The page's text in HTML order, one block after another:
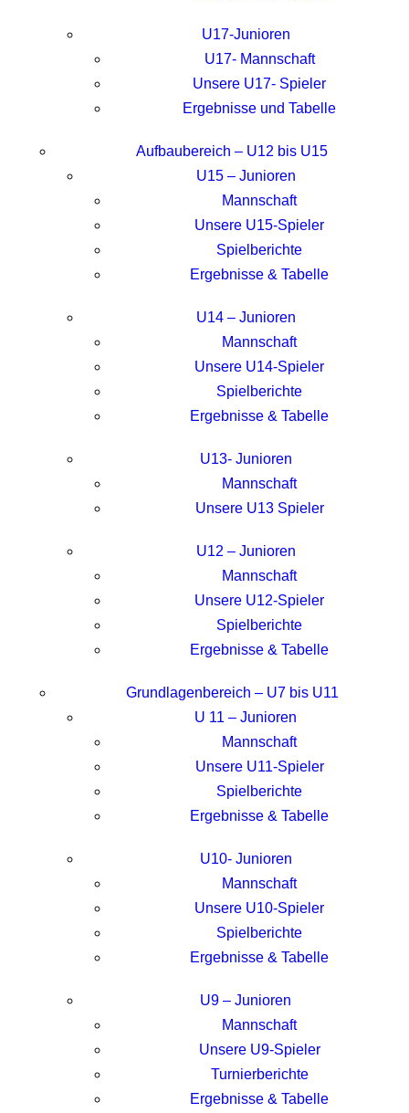
U17-Junioren
U17- Mannschaft
Unsere U17- Spieler
Ergebnisse und Tabelle
Aufbaubereich – U12 bis U15
U15 – Junioren
Mannschaft
Unsere U15-Spieler
Spielberichte
Ergebnisse & Tabelle
U14 – Junioren
Mannschaft
Unsere U14-Spieler
Spielberichte
Ergebnisse & Tabelle
U13- Junioren
Mannschaft
Unsere U13 Spieler
U12 – Junioren
Mannschaft
Unsere U12-Spieler
Spielberichte
Ergebnisse & Tabelle
Grundlagenbereich – U7 bis U11
U 11 – Junioren
Mannschaft
Unsere U11-Spieler
Spielberichte
Ergebnisse & Tabelle
U10- Junioren
Mannschaft
Unsere U10-Spieler
Spielberichte
Ergebnisse & Tabelle
U9 – Junioren
Mannschaft
Unsere U9-Spieler
Turnierberichte
Ergebnisse & Tabelle